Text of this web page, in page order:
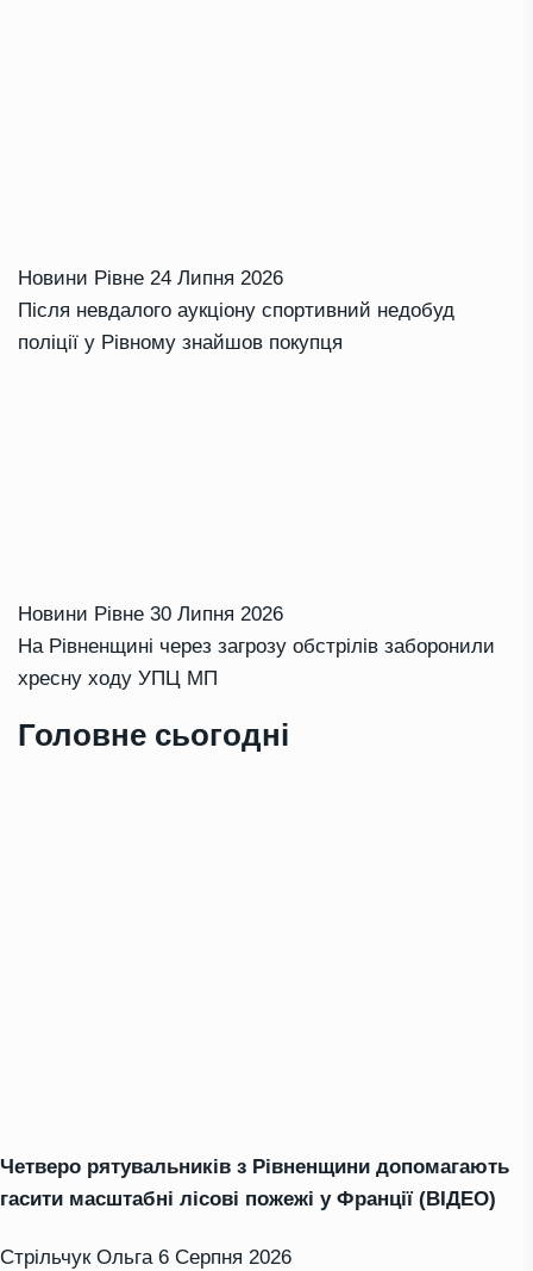
Новини Рівне 24 Липня 2026
Після невдалого аукціону спортивний недобуд
поліції у Рівному знайшов покупця
Новини Рівне 30 Липня 2026
На Рівненщині через загрозу обстрілів заборонили
хресну ходу УПЦ МП
Головне сьогодні
Четверо рятувальників з Рівненщини допомагають
гасити масштабні лісові пожежі у Франції (ВІДЕО)
Стрільчук Ольга 6 Серпня 2026